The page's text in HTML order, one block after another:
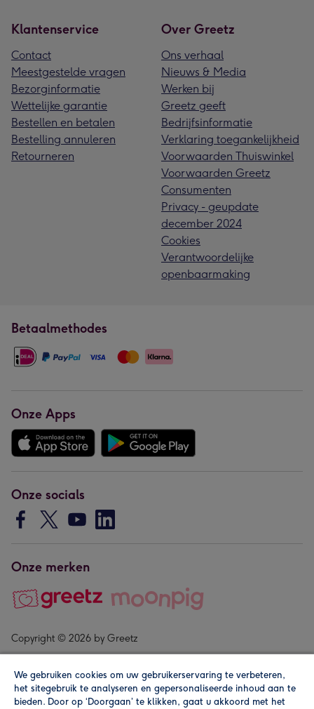
Klantenservice
Contact
Meestgestelde vragen
Bezorginformatie
Wettelijke garantie
Bestellen en betalen
Bestelling annuleren
Retourneren
Over Greetz
Ons verhaal
Nieuws & Media
Werken bij
Greetz geeft
Bedrijfsinformatie
Verklaring toegankelijkheid
Voorwaarden Thuiswinkel
Voorwaarden Greetz
Consumenten
Privacy - geupdate
december 2024
Cookies
Verantwoordelijke
openbaarmaking
Betaalmethodes
Onze Apps
Onze socials
Onze merken
Copyright © 2026 by Greetz
We gebruiken cookies om uw gebruikerservaring te verbeteren,
het sitegebruik te analyseren en gepersonaliseerde inhoud aan te
bieden. Door op ‘Doorgaan’ te klikken, gaat u akkoord met het